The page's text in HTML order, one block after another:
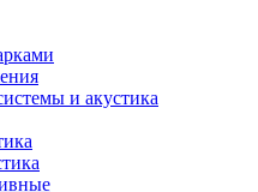
и акустика